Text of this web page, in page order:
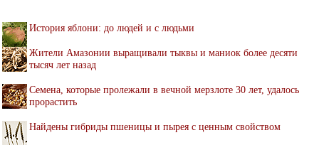
История яблони: до людей и с людьми
Жители Амазонии выращивали тыквы и маниок более десяти
тысяч лет назад
Семена, которые пролежали в вечной мерзлоте 30 лет, удалось
прорастить
Найдены гибриды пшеницы и пырея с ценным свойством